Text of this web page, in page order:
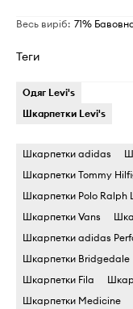
Весь виріб: 71%
Теги
Одяг Levi's
Шкарпетки Levi's
Шкарпетки adidas
Шкарпетки Tommy
Шкарпетки Polo Ralph
Шкарпетки Vans
Шкарпетки adidas
Шкарпетки Bridgedale
Шкарпетки Fila
Шкарпетки Medicine